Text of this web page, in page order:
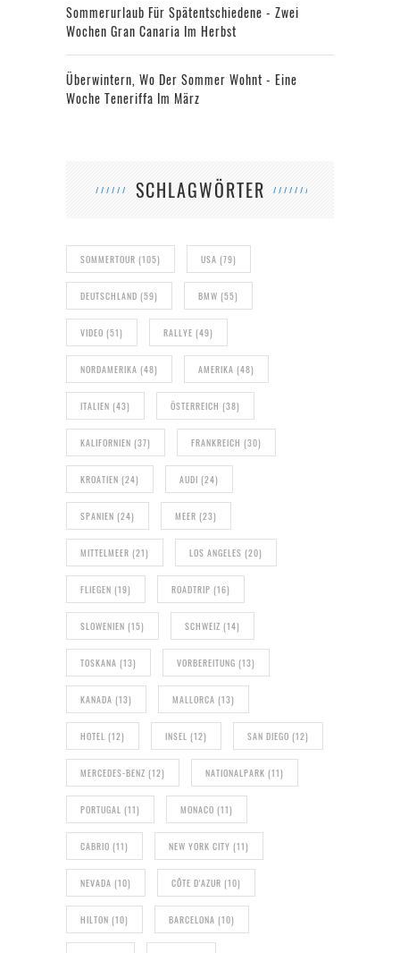
Sommerurlaub Für Spätentschiedene - Zwei
Wochen Gran Canaria Im Herbst
Überwintern, Wo Der Sommer Wohnt - Eine
Woche Teneriffa Im März
SCHLAGWÖRTER
SOMMERTOUR (105) USA (79)
DEUTSCHLAND (59) BMW (55)
VIDEO (51) RALLYE (49)
NORDAMERIKA (48) AMERIKA (48)
ITALIEN (43) ÖSTERREICH (38)
KALIFORNIEN (37) FRANKREICH (30)
KROATIEN (24) AUDI (24)
SPANIEN (24) MEER (23)
MITTELMEER (21) LOS ANGELES (20)
FLIEGEN (19) ROADTRIP (16)
SLOWENIEN (15) SCHWEIZ (14)
TOSKANA (13) VORBEREITUNG (13)
KANADA (13) MALLORCA (13)
HOTEL (12) INSEL (12) SAN DIEGO (12)
MERCEDES-BENZ (12) NATIONALPARK (11)
PORTUGAL (11) MONACO (11)
CABRIO (11) NEW YORK CITY (11)
NEVADA (10) CÔTE D'AZUR (10)
HILTON (10) BARCELONA (10)